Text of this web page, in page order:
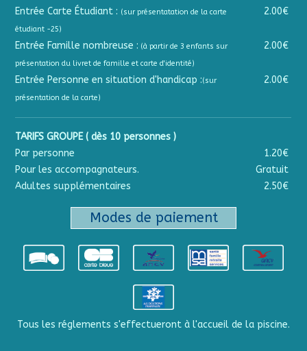
Entrée Carte Étudiant : (sur présentatation de la carte
étudiant -25)
2.00€
Entrée Famille nombreuse : (à partir de 3 enfants sur
présentation du livret de famille et carte d'identité)
2.00€
Entrée Personne en situation d'handicap :(sur
présentation de la carte)
2.00€
TARIFS GROUPE ( dès 10 personnes )
Par personne
1.20€
Pour les accompagnateurs.
Gratuit
Adultes supplémentaires
2.50€
Modes de paiement
Tous les réglements s'effectueront à l'accueil de la piscine.